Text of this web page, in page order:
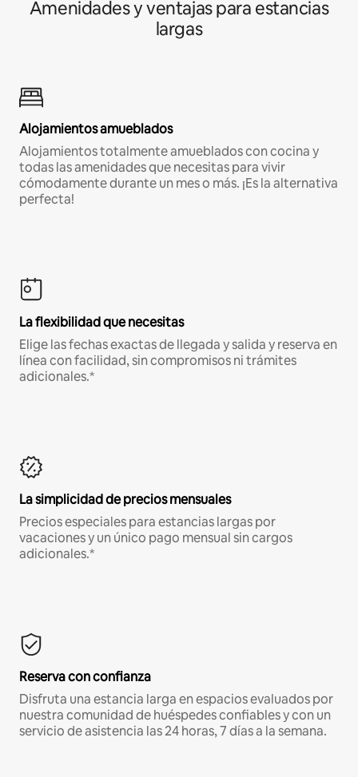
Amenidades y ventajas para estancias
largas
Alojamientos amueblados
Alojamientos totalmente amueblados con cocina y
todas las amenidades que necesitas para vivir
cómodamente durante un mes o más. ¡Es la alternativa
perfecta!
La flexibilidad que necesitas
Elige las fechas exactas de llegada y salida y reserva en
línea con facilidad, sin compromisos ni trámites
adicionales.*
La simplicidad de precios mensuales
Precios especiales para estancias largas por
vacaciones y un único pago mensual sin cargos
adicionales.*
Reserva con confianza
Disfruta una estancia larga en espacios evaluados por
nuestra comunidad de huéspedes confiables y con un
servicio de asistencia las 24 horas, 7 días a la semana.